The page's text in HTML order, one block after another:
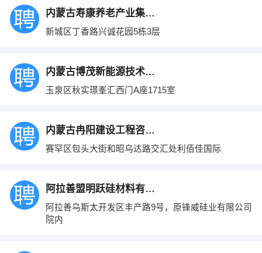
内蒙古寿康养老产业集团有限公司
新城区丁香路兴诚花园5栋3层
内蒙古博茂新能源技术服务有限责任公司
玉泉区秋实璟峯汇西门A座1715室
内蒙古冉阳建设工程咨询有限公司
赛罕区包头大街和昭乌达路交汇处利佰佳国际
阿拉善盟明跃硅材料有限责任公司
阿拉善乌斯太开发区丰产路9号，原锋威硅业有限公司
院内